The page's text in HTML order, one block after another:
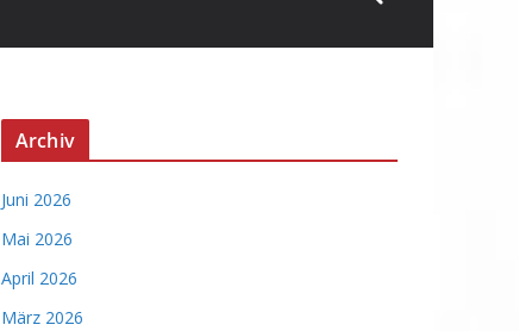
Archiv
Juni 2026
Mai 2026
April 2026
März 2026